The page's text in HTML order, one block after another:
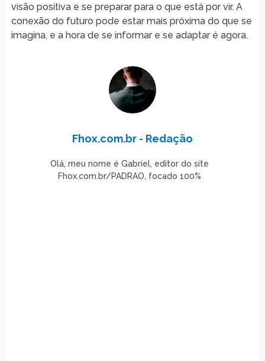
visão positiva e se preparar para o que está por vir. A
conexão do futuro pode estar mais próxima do que se
imagina, e a hora de se informar e se adaptar é agora.
Fhox.com.br - Redação
Olá, meu nome é Gabriel, editor do site
Fhox.com.br/PADRAO, focado 100%